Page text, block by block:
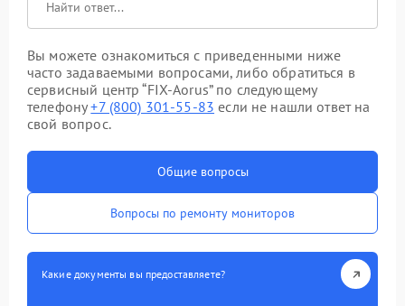
Вы можете ознакомиться с приведенными ниже
часто задаваемыми вопросами, либо обратиться в
сервисный центр “FIX-Aorus” по следующему
телефону+7 (800) 301-55-83 если не нашли ответ на
свой вопрос.
Общие вопросы
Вопросы по ремонту мониторов
Какие документы вы предоставляете?